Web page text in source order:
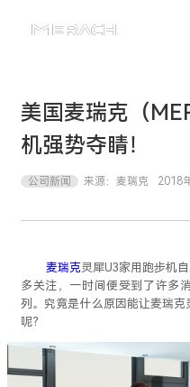
美国麦瑞克（
机强势夺睛！
公司新闻 来源： 麦瑞克 2018
麦瑞克灵犀U3家用跑步机
多关注，一时间便受到了许多
列。究竟是什么原因能让麦瑞
呢？